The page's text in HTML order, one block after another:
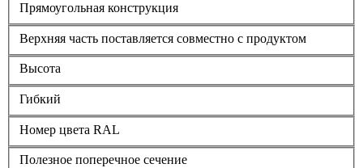
Прямоугольная конструкция
Верхняя часть поставляется совместно с продуктом
Высота
Гибкий
Номер цвета RAL
Полезное поперечное сечение